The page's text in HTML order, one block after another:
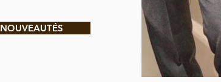
NOUVEAUTÉS